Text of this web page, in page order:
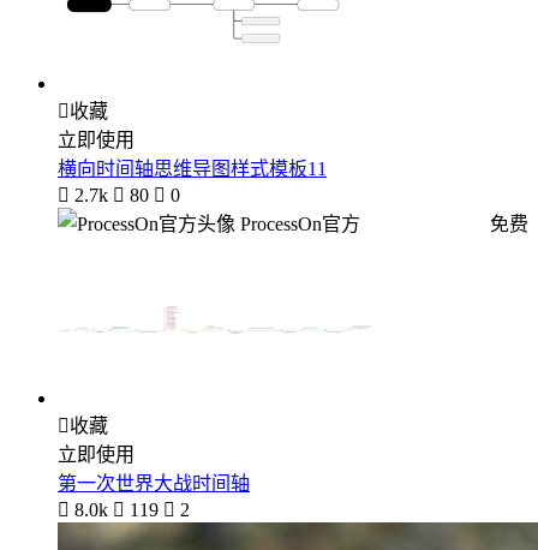
收藏
立即使用
横向时间轴思维导图样式模板11
 2.7k  80  0
ProcessOn官方
免费
收藏
立即使用
第一次世界大战时间轴
 8.0k  119  2